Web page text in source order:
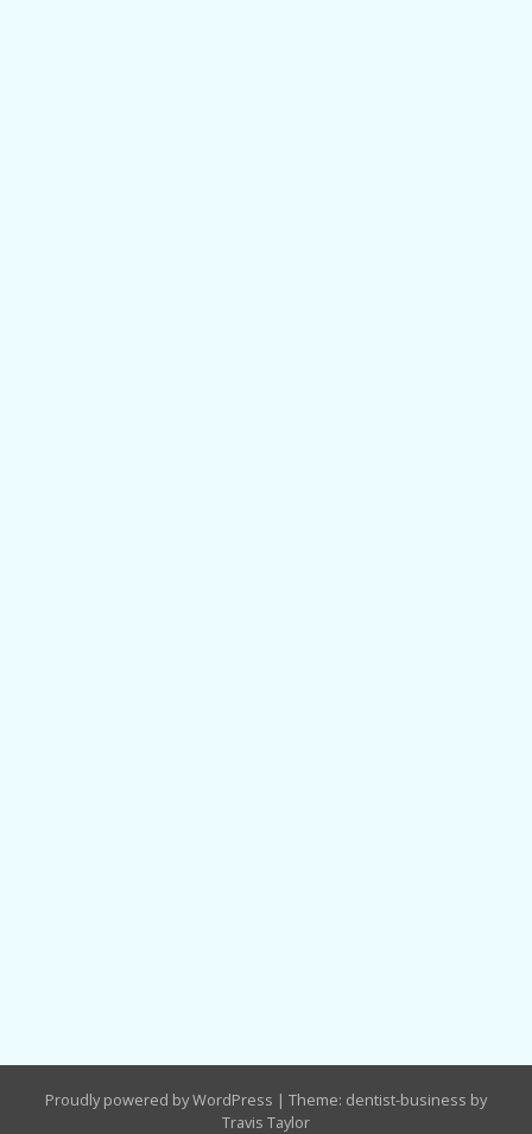
Proudly powered by WordPress | Theme: dentist-business by
Travis Taylor